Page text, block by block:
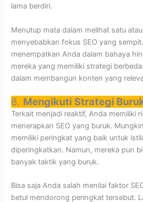
lama berdiri.
Menutup mata dalam melihat satu
menyebabkan fokus SEO yang
menempatkan Anda dalam bahaya
mereka yang memiliki strategi
dalam membangun konten yang
8. Mengikuti Strategi
Terkait menjadi reaktif, Anda memiliki
menerapkan SEO yang buruk.
memiliki peringkat yang baik untuk
diperingkatkan. Namun, mereka pun
banyak taktik yang buruk.
Bisa saja Anda salah menilai faktor
betul mendorong peringkat tersebut.